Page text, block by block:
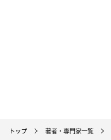
トップ 著者・専門家一覧